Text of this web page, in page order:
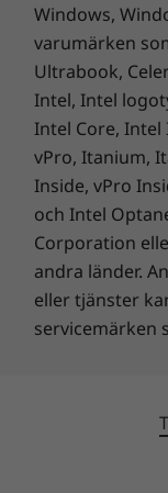
Mer att se,
Detta tack
Certifieringar
EPEAT™ Gold
ENERGY STAR®8.0
ErP Lot 3
TCO-certifierad
Uppfyller RoHS
MIL-STD-810H
TÜV Rheinland ®
ThinkPad E14
Windows,
varumärken
Ultrabook,
Intel, Intel
Intel Core,
vPro, Itanium,
Inside, vPro
och Intel
Corporation
andra länder.
eller tjänster
servicemärken